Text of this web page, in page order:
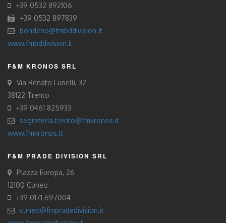
+39 0532 892106
+39 0532 897839
bondeno@fmbddivision.it
www.fmbddivision.it
F&M KRONOS SRL
Via Renato Lunelli, 32
38122 Trento
+39 0461 825933
segreteria.trento@fmkronos.it
www.fmkronos.it
F&M PRADE DIVISION SRL
Piazza Europa, 26
12100 Cuneo
+39 0171 697004
cuneo@fmpradedivision.it